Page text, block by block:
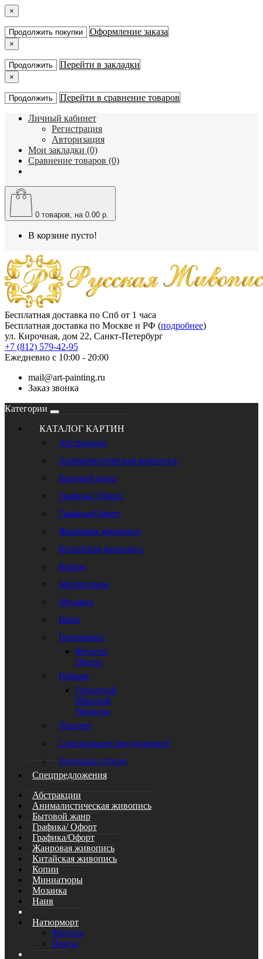
×
Продолжить покупки Оформление заказа
×
Продолжить Перейти в закладки
×
Продолжить Перейти в сравнение товаров
Личный кабинет
Регистрация
Авторизация
Мои закладки (0)
Сравнение товаров (0)
0 товаров, на 0.00 р.
В корзине пусто!
Бесплатная доставка по Спб от 1 часа
Бесплатная доставка по Москве и РФ (подробнее)
ул. Кирочная, дом 22, Санкт-Петербург
+7 (812) 579-42-95
Ежедневно с 10:00 - 20:00
mail@art-painting.ru
Заказ звонка
Категории
КАТАЛОГ КАРТИН
Абстракции
Анималистическая живопись
Бытовой жанр
Графика/ Офорт
Графика/Офорт
Жанровая живопись
Китайская живопись
Копии
Миниатюры
Мозаика
Наив
Натюрморт
Фрукты
Цветы
Пейзаж
Городской
Морской
Природа
Портрет
Специальное предложение!
Полезные статьи
Спецпредложения
Абстракции
Анималистическая живопись
Бытовой жанр
Графика/ Офорт
Графика/Офорт
Жанровая живопись
Китайская живопись
Копии
Миниатюры
Мозаика
Наив
Натюрморт
Фрукты
Цветы